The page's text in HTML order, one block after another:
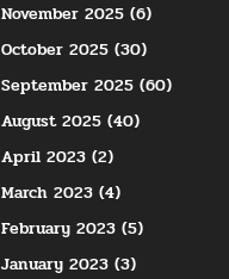
November 2025 (6)
October 2025 (30)
September 2025 (60)
August 2025 (40)
April 2023 (2)
March 2023 (4)
February 2023 (5)
January 2023 (3)